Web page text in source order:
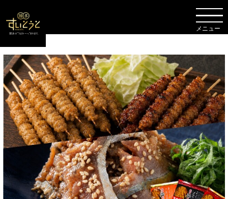
TOP 贈答品・セット商品